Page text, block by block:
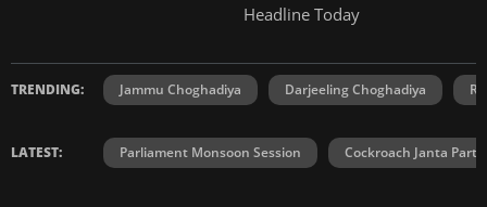
Headline Today
TRENDING: Jammu Choghadiya Darjeeling Choghadiya
LATEST: Parliament Monsoon Session Cockroach Janta